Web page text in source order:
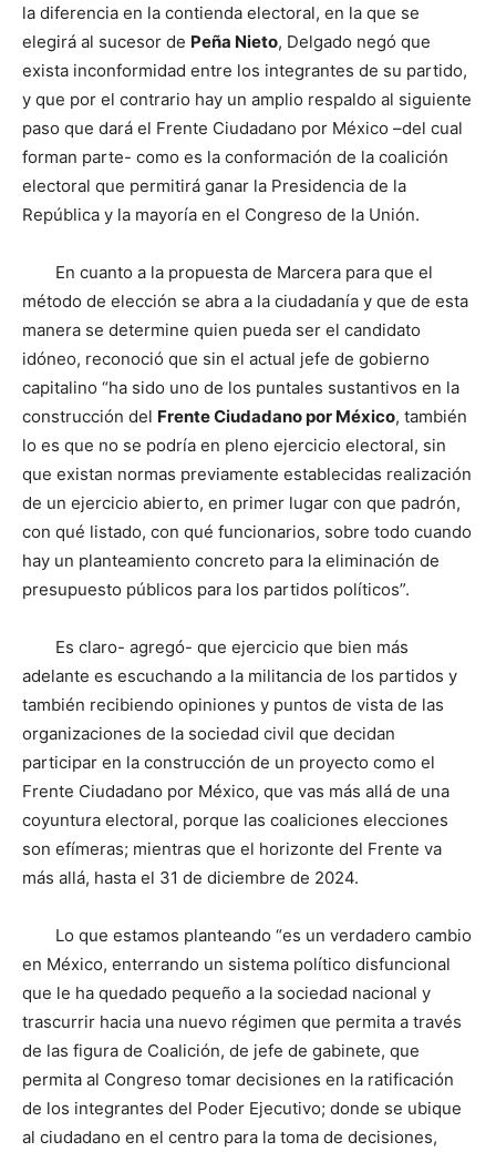
la diferencia en la contienda electoral, en la que se
elegirá al sucesor de Peña Nieto, Delgado negó que
exista inconformidad entre los integrantes de su partido,
y que por el contrario hay un amplio respaldo al siguiente
paso que dará el Frente Ciudadano por México –del cual
forman parte- como es la conformación de la coalición
electoral que permitirá ganar la Presidencia de la
República y la mayoría en el Congreso de la Unión.
En cuanto a la propuesta de Marcera para que el
método de elección se abra a la ciudadanía y que de esta
manera se determine quien pueda ser el candidato
idóneo, reconoció que sin el actual jefe de gobierno
capitalino “ha sido uno de los puntales sustantivos en la
construcción del Frente Ciudadano por México, también
lo es que no se podría en pleno ejercicio electoral, sin
que existan normas previamente establecidas realización
de un ejercicio abierto, en primer lugar con que padrón,
con qué listado, con qué funcionarios, sobre todo cuando
hay un planteamiento concreto para la eliminación de
presupuesto públicos para los partidos políticos”.
Es claro- agregó- que ejercicio que bien más
adelante es escuchando a la militancia de los partidos y
también recibiendo opiniones y puntos de vista de las
organizaciones de la sociedad civil que decidan
participar en la construcción de un proyecto como el
Frente Ciudadano por México, que vas más allá de una
coyuntura electoral, porque las coaliciones elecciones
son efímeras; mientras que el horizonte del Frente va
más allá, hasta el 31 de diciembre de 2024.
Lo que estamos planteando “es un verdadero cambio
en México, enterrando un sistema político disfuncional
que le ha quedado pequeño a la sociedad nacional y
trascurrir hacia una nuevo régimen que permita a través
de las figura de Coalición, de jefe de gabinete, que
permita al Congreso tomar decisiones en la ratificación
de los integrantes del Poder Ejecutivo; donde se ubique
al ciudadano en el centro para la toma de decisiones,